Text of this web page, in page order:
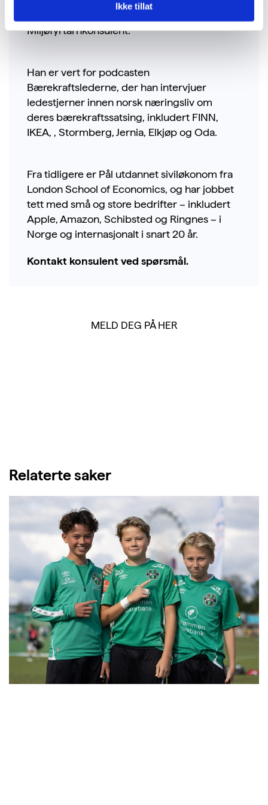
Ikke tillat
Miljøfyrtårnkonsulent.
Han er vert for podcasten
Bærekraftslederne, der han intervjuer
ledestjerner innen norsk næringsliv om
deres bærekraftssatsing, inkludert FINN,
IKEA, , Stormberg, Jernia, Elkjøp og Oda.
Fra tidligere er Pål utdannet siviløkonom fra
London School of Economics, og har jobbet
tett med små og store bedrifter – inkludert
Apple, Amazon, Schibsted og Ringnes – i
Norge og internasjonalt i snart 20 år.
Kontakt konsulent ved spørsmål.
MELD DEG PÅ HER
Relaterte saker